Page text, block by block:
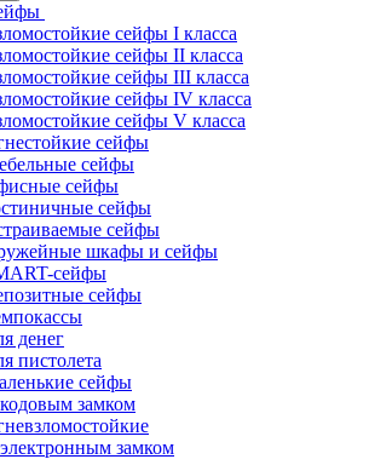
сейфы I класса
сейфы II класса
сейфы III класса
сейфы IV класса
сейфы V класса
сейфы
сейфы
сейфы
сейфы
сейфы
шкафы и сейфы
сейфы
сейфы
денег
пистолета
сейфы
замком
замком